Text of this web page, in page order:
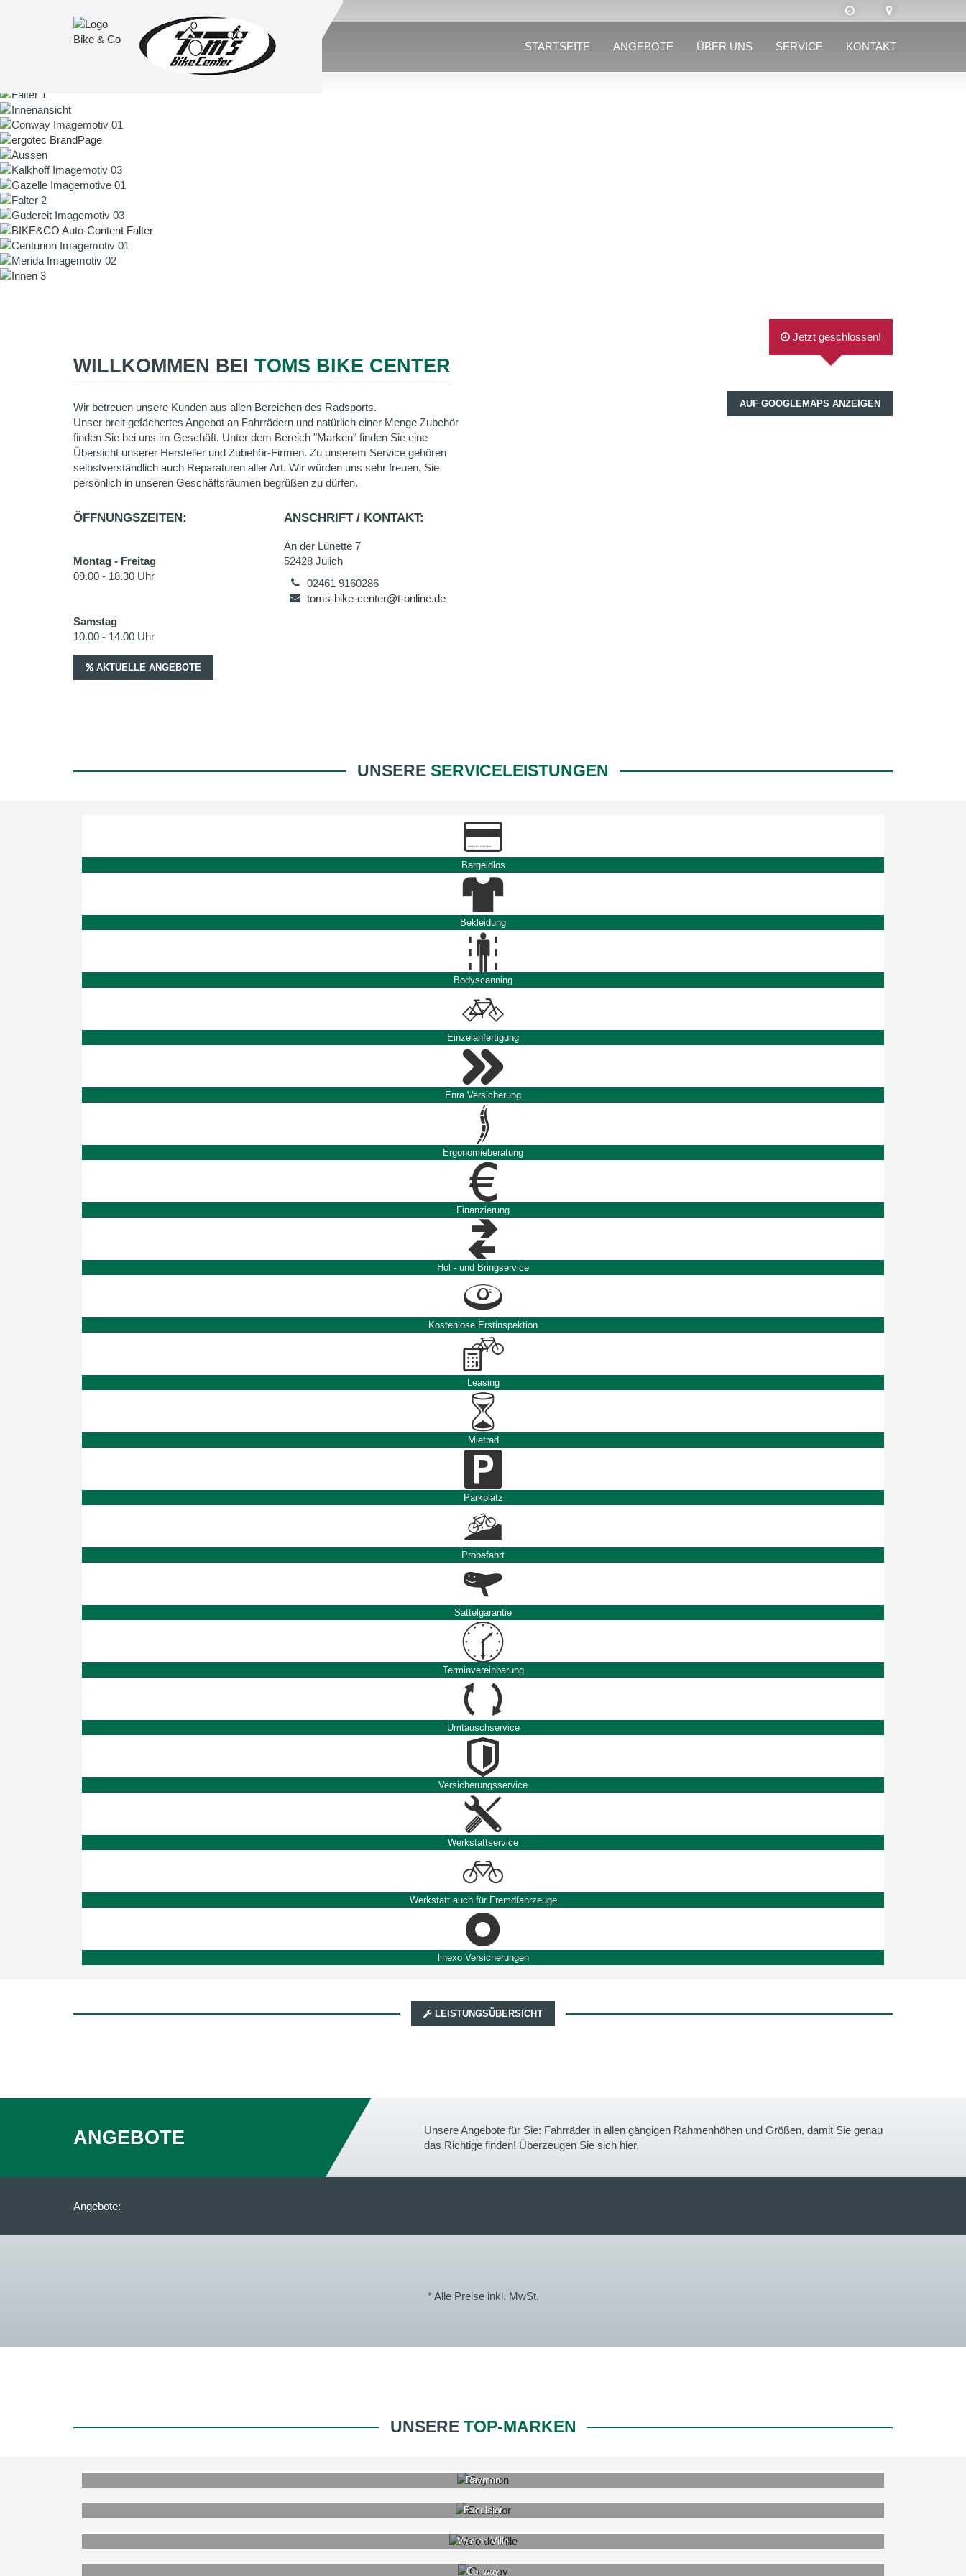
STARTSEITE ANGEBOTE ÜBER UNS SERVICE KONTAKT
WILLKOMMEN BEI TOMS BIKE CENTER
Wir betreuen unsere Kunden aus allen Bereichen des Radsports.
Unser breit gefächertes Angebot an Fahrrädern und natürlich einer Menge Zubehör
finden Sie bei uns im Geschäft. Unter dem Bereich "Marken" finden Sie eine
Übersicht unserer Hersteller und Zubehör-Firmen. Zu unserem Service gehören
selbstverständlich auch Reparaturen aller Art. Wir würden uns sehr freuen, Sie
persönlich in unseren Geschäftsräumen begrüßen zu dürfen.
ÖFFNUNGSZEITEN:
Montag - Freitag
09.00 - 18.30 Uhr
Samstag
10.00 - 14.00 Uhr
ANSCHRIFT / KONTAKT:
An der Lünette 7
52428 Jülich
02461 9160286
toms-bike-center@t-online.de
AUF GOOGLEMAPS ANZEIGEN
Jetzt geschlossen!
AKTUELLE ANGEBOTE
UNSERE SERVICELEISTUNGEN
Bargeldlos
Bekleidung
Bodyscanning
Einzelanfertigung
Enra Versicherung
Ergonomieberatung
Finanzierung
Hol - und Bringservice
Kostenlose Erstinspektion
Leasing
Mietrad
Parkplatz
Probefahrt
Sattelgarantie
Terminvereinbarung
Umtauschservice
Versicherungsservice
Werkstattservice
Werkstatt auch für Fremdfahrzeuge
linexo Versicherungen
LEISTUNGSÜBERSICHT
ANGEBOTE
Unsere Angebote für Sie: Fahrräder in allen gängigen Rahmenhöhen und Größen, damit Sie genau
das Richtige finden! Überzeugen Sie sich hier.
Angebote:
* Alle Preise inkl. MwSt.
UNSERE TOP-MARKEN
Raymon
Excelsior
Velo de Ville
Conway